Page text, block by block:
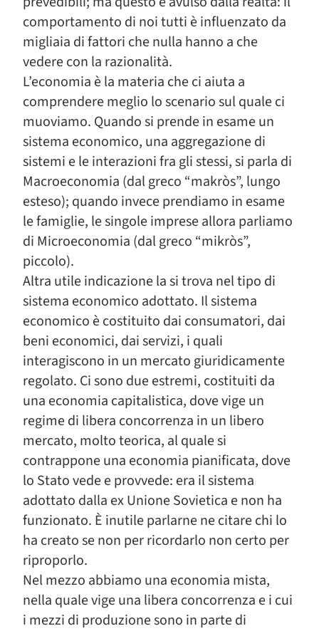
comportamento di noi tutti è influenzato da
migliaia di fattori che nulla hanno a che
vedere con la razionalità.
L’economia è la materia che ci aiuta a
comprendere meglio lo scenario sul quale ci
muoviamo. Quando si prende in esame un
sistema economico, una aggregazione di
sistemi e le interazioni fra gli stessi, si parla di
Macroeconomia (dal greco “makròs”, lungo
esteso); quando invece prendiamo in esame
le famiglie, le singole imprese allora parliamo
di Microeconomia (dal greco “mikròs”,
piccolo).
Altra utile indicazione la si trova nel tipo di
sistema economico adottato. Il sistema
economico è costituito dai consumatori, dai
beni economici, dai servizi, i quali
interagiscono in un mercato giuridicamente
regolato. Ci sono due estremi, costituiti da
una economia capitalistica, dove vige un
regime di libera concorrenza in un libero
mercato, molto teorica, al quale si
contrappone una economia pianificata, dove
lo Stato vede e provvede: era il sistema
adottato dalla ex Unione Sovietica e non ha
funzionato. È inutile parlarne ne citare chi lo
ha creato se non per ricordarlo non certo per
riproporlo.
Nel mezzo abbiamo una economia mista,
nella quale vige una libera concorrenza e i cui
i mezzi di produzione sono in parte di